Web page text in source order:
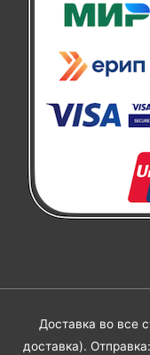
Доставка во все
доставка).